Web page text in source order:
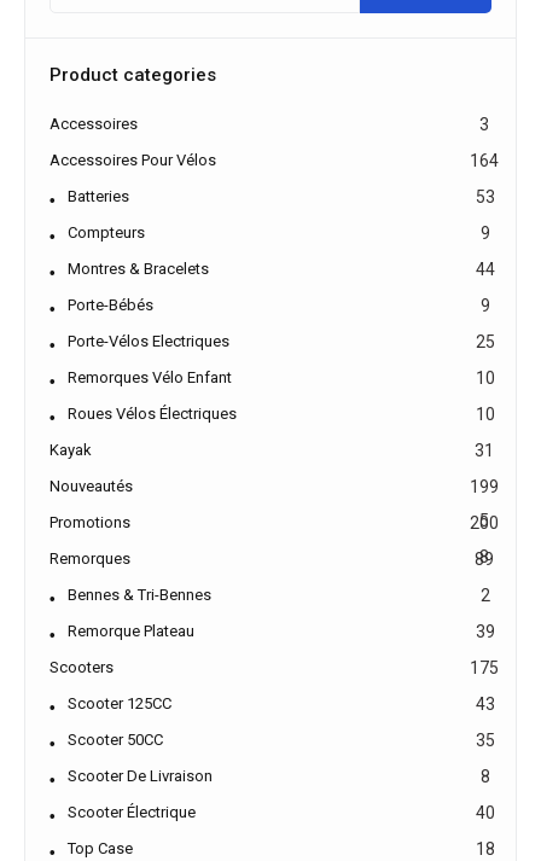
Product categories
Accessoires 3
Accessoires Pour Vélos 164
Batteries 53
Compteurs 9
Montres & Bracelets 44
Porte-Bébés 9
Porte-Vélos Electriques 25
Remorques Vélo Enfant 10
Roues Vélos Électriques 10
Kayak 31
Nouveautés
199
5
Promotions
200
8
Remorques 89
Bennes & Tri-Bennes 2
Remorque Plateau 39
Scooters 175
Scooter 125CC 43
Scooter 50CC 35
Scooter De Livraison 8
Scooter Électrique 40
Top Case 18